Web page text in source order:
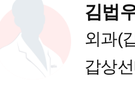
부인과 카카오톡
양한방 암 통합진
김법
외과(
갑상